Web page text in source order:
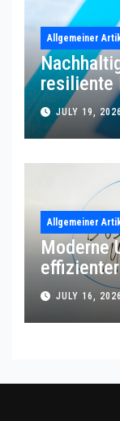
Allgemeiner
resiliente
JULY 19, 2026
Allgemeiner
Moderne
JULY 16, 2026